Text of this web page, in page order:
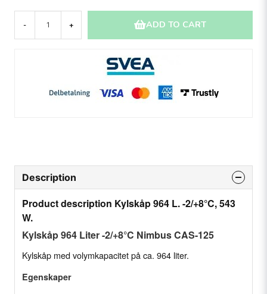
- + ADD TO CART
Description
Product description Kylskåp 964 L. -2/+8°C, 543
W.
Kylskåp 964 Liter -2/+8°C Nimbus CAS-125
Kylskåp med volymkapacitet på ca. 964 liter.
Egenskaper